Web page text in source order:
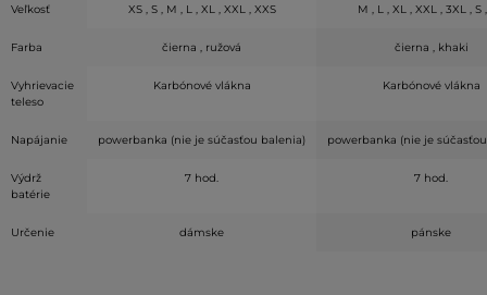
Veľkosť XS , S , M , L , XL , XXL , XXS M , L , XL , XXL , 3XL , S
Farba čierna , ružová čierna , khaki
Vyhrievacie
teleso
Karbónové vlákna Karbónové vlákna
Napájanie powerbanka (nie je súčasťou balenia) powerbanka (nie je
Výdrž
batérie
7 hod. 7 hod.
Určenie dámske pánske